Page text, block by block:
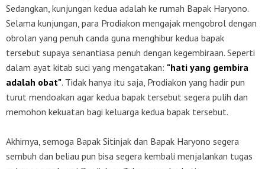
Sedangkan, kunjungan kedua adalah ke rumah Bapak Haryono.
Selama kunjungan, para Prodiakon mengajak mengobrol dengan
obrolan yang penuh canda guna menghibur kedua bapak
tersebut supaya senantiasa penuh dengan kegembiraan. Seperti
dalam ayat kitab suci yang mengatakan: "hati yang gembira
adalah obat". Tidak hanya itu saja, Prodiakon yang hadir pun
turut mendoakan agar kedua bapak tersebut segera pulih dan
memohon kekuatan bagi keluarga kedua bapak tersebut.
Akhirnya, semoga Bapak Sitinjak dan Bapak Haryono segera
sembuh dan beliau pun bisa segera kembali menjalankan tugas